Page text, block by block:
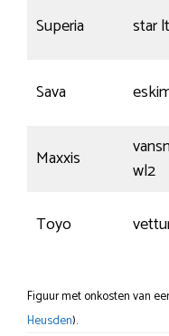
Superia star lt
Sava
Maxxis
wl2
Toyo
Figuur met onkosten van
Heusden).